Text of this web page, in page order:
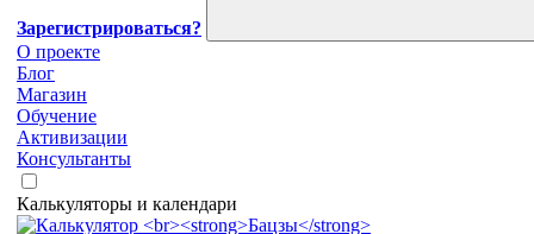
Зарегистрироваться?
О проекте
Блог
Магазин
Обучение
Активизации
Консультанты
Калькуляторы и календари